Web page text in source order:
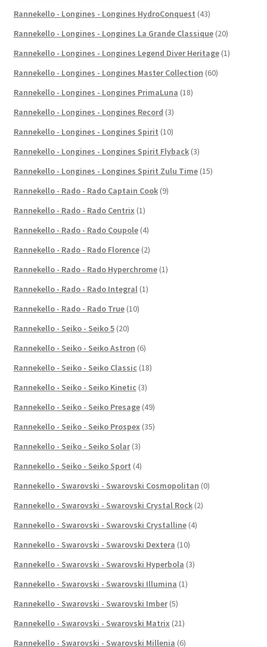
Rannekello - Longines - Longines HydroConquest (43)
Rannekello - Longines - Longines La Grande Classique (20)
Rannekello - Longines - Longines Legend Diver Heritage (1)
Rannekello - Longines - Longines Master Collection (60)
Rannekello - Longines - Longines PrimaLuna (18)
Rannekello - Longines - Longines Record (3)
Rannekello - Longines - Longines Spirit (10)
Rannekello - Longines - Longines Spirit Flyback (3)
Rannekello - Longines - Longines Spirit Zulu Time (15)
Rannekello - Rado - Rado Captain Cook (9)
Rannekello - Rado - Rado Centrix (1)
Rannekello - Rado - Rado Coupole (4)
Rannekello - Rado - Rado Florence (2)
Rannekello - Rado - Rado Hyperchrome (1)
Rannekello - Rado - Rado Integral (1)
Rannekello - Rado - Rado True (10)
Rannekello - Seiko - Seiko 5 (20)
Rannekello - Seiko - Seiko Astron (6)
Rannekello - Seiko - Seiko Classic (18)
Rannekello - Seiko - Seiko Kinetic (3)
Rannekello - Seiko - Seiko Presage (49)
Rannekello - Seiko - Seiko Prospex (35)
Rannekello - Seiko - Seiko Solar (3)
Rannekello - Seiko - Seiko Sport (4)
Rannekello - Swarovski - Swarovski Cosmopolitan (0)
Rannekello - Swarovski - Swarovski Crystal Rock (2)
Rannekello - Swarovski - Swarovski Crystalline (4)
Rannekello - Swarovski - Swarovski Dextera (10)
Rannekello - Swarovski - Swarovski Hyperbola (3)
Rannekello - Swarovski - Swarovski Illumina (1)
Rannekello - Swarovski - Swarovski Imber (5)
Rannekello - Swarovski - Swarovski Matrix (21)
Rannekello - Swarovski - Swarovski Millenia (6)